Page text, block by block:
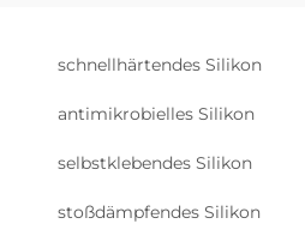
schnellhärtendes Silikon
antimikrobielles Silikon
selbstklebendes Silikon
stoßdämpfendes Silikon